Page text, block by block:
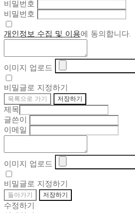
비밀번호
비밀번호
개인정보 수집 및 이용에 동의합니다.
이미지 업로드
비밀글로 지정하기
목록으로 가기 저장하기
제목
글쓴이
이메일
이미지 업로드
비밀글로 지정하기
돌아가기 저장하기
수정하기